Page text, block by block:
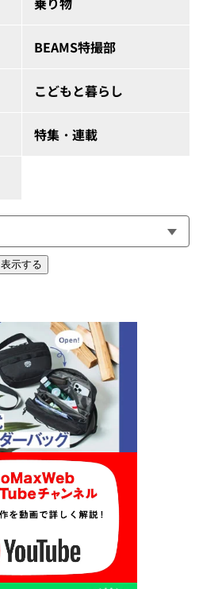
BEAMS特撮部
こどもと暮らし
特集・連載
表示する